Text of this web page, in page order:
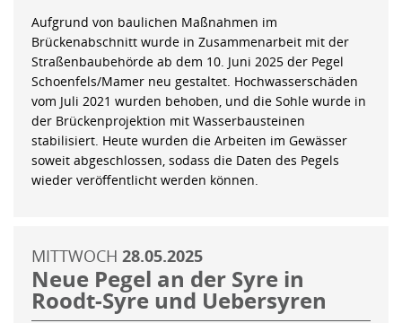
Aufgrund von baulichen Maßnahmen im
Brückenabschnitt wurde in Zusammenarbeit mit der
Straßenbaubehörde ab dem 10. Juni 2025 der Pegel
Schoenfels/Mamer neu gestaltet. Hochwasserschäden
vom Juli 2021 wurden behoben, und die Sohle wurde in
der Brückenprojektion mit Wasserbausteinen
stabilisiert. Heute wurden die Arbeiten im Gewässer
soweit abgeschlossen, sodass die Daten des Pegels
wieder veröffentlicht werden können.
MITTWOCH 28.05.2025
Neue Pegel an der Syre in
Roodt-Syre und Uebersyren